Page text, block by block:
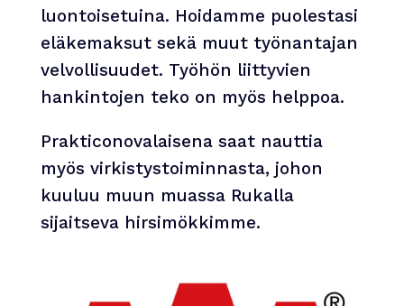
luontoisetuina. Hoidamme puolestasi
eläkemaksut sekä muut työnantajan
velvollisuudet. Työhön liittyvien
hankintojen teko on myös helppoa.
Prakticonovalaisena saat nauttia
myös virkistystoiminnasta, johon
kuuluu muun muassa Rukalla
sijaitseva hirsimökkimme.